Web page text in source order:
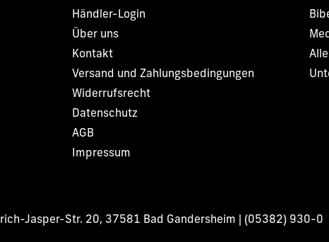
Händler-Login
Über uns
Kontakt
Versand und Zahlungsbedingungen
Widerrufsrecht
Datenschutz
AGB
Impressum
Jasper-Str. 20, 37581 Bad Gandersheim | (05382) 930-0